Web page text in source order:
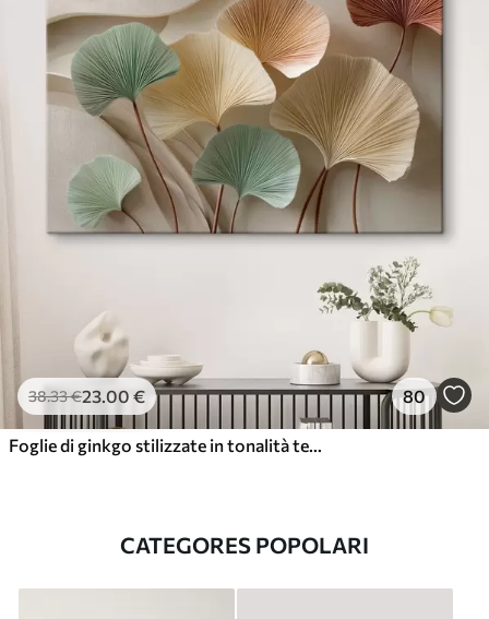
38.33€23.00 € 80
Foglie di ginkgo stilizzate in tonalità tenui
CATEGORES POPOLARI